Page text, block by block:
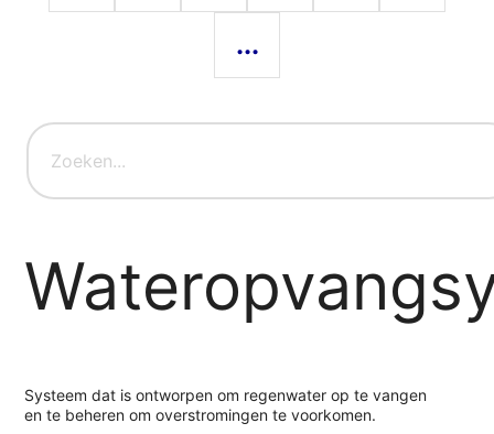
...
Systeem dat is ontworpen om regenwater op te vangen
en te beheren om overstromingen te voorkomen.